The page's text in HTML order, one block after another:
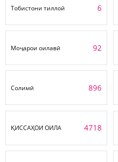
Тобистони тиллоӣ 6
Моҷарои оилавӣ 92
Солимӣ 896
ҚИССАҲОИ ОИЛА 4718